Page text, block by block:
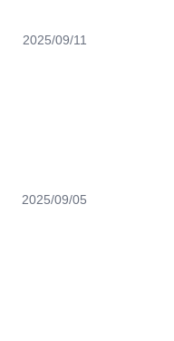
2025/09/11
2025/09/05